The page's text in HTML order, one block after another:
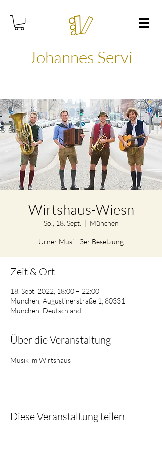
Johannes Servi
Wirtshaus-Wiesn
So., 18. Sept.
  |
München
Urner Musi - 3er Besetzung
Zeit & Ort
18. Sept. 2022, 18:00 – 22:00
München, Augustinerstraße 1, 80331
München, Deutschland
Über die Veranstaltung
Musik im Wirtshaus
Diese Veranstaltung teilen